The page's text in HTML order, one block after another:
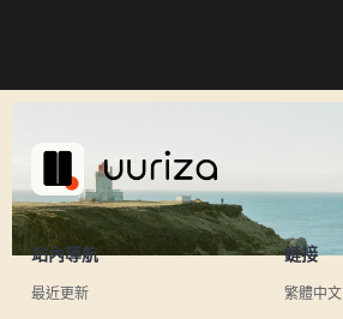
站內導航
最近更新
鏈接
繁體中文